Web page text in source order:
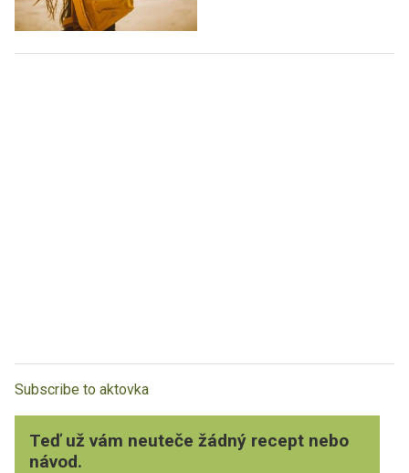
Subscribe to aktovka
Teď už vám neuteče žádný recept nebo
návod.